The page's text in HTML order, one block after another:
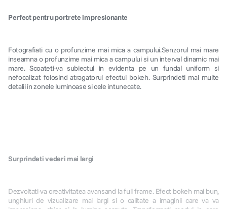
7. card memorie
8. ulanzi
Perfect pentru portrete impresionante
Fotografiati cu o profunzime mai mica a campului.Senzorul mai mare
inseamna o profunzime mai mica a campului si un interval dinamic mai
mare. Scoateti-va subiectul in evidenta pe un fundal uniform si
nefocalizat folosind atragatorul efectul bokeh. Surprindeti mai multe
detalii in zonele luminoase si cele intunecate.
Surprindeti vederi mai largi
Dezvoltati-va creativitatea avansand la full frame. Efect bokeh mai bun,
unghiuri de vizualizare mai largi si o calitate a imaginii care va va